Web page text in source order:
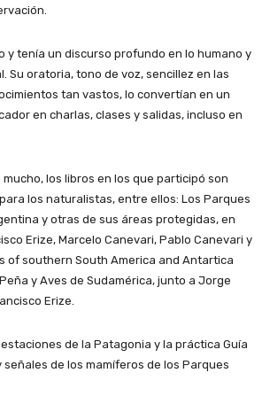
y tenía un discurso profundo en lo humano y
Su oratoria, tono de voz, sencillez en las
tan vastos, lo convertían en un
en charlas, clases y salidas, incluso en
los libros en los que participó son
los naturalistas, entre ellos: Los Parques
y otras de sus áreas protegidas, en
Erize, Marcelo Canevari, Pablo Canevari y
of southern South America and Antartica
y Aves de Sudamérica, junto a Jorge
Erize.
de la Patagonia y la práctica Guía
de los mamíferos de los Parques